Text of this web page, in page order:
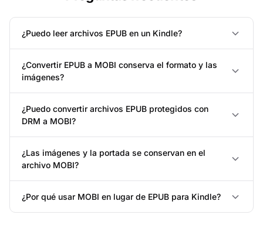
¿Puedo leer archivos EPUB en un Kindle?
¿Convertir EPUB a MOBI conserva el formato y las
imágenes?
¿Puedo convertir archivos EPUB protegidos con
DRM a MOBI?
¿Las imágenes y la portada se conservan en el
archivo MOBI?
¿Por qué usar MOBI en lugar de EPUB para Kindle?